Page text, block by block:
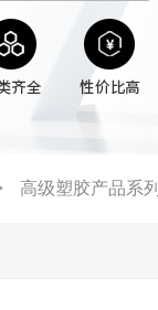
高级塑胶产品系列